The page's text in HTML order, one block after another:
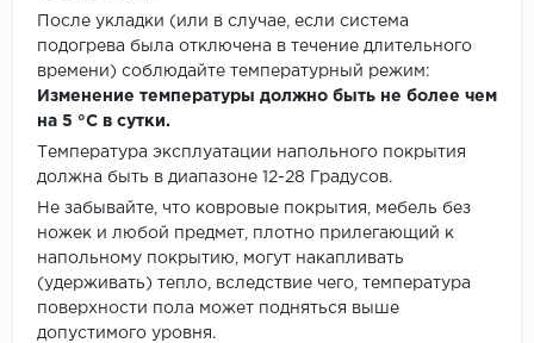
После укладки (или в случае, если система
подогрева была отключена в течение длительного
времени) соблюдайте температурный режим:
Изменение температуры должно быть не более чем
на 5 °C в сутки.
Температура эксплуатации напольного покрытия
должна быть в диапазоне 12-28 Градусов.
Не забывайте, что ковровые покрытия, мебель без
ножек и любой предмет, плотно прилегающий к
напольному покрытию, могут накапливать
(удерживать) тепло, вследствие чего, температура
поверхности пола может подняться выше
допустимого уровня.